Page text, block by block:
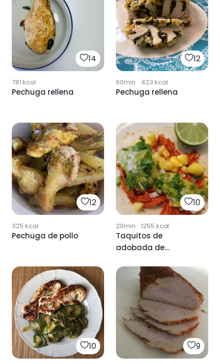
14
781 kcal
Pechuga rellena
12
60min · 423 kcal
Pechuga rellena
12
325 kcal
Pechuga de pollo
10
20min · 1255 kcal
Taquitos de
adobada de
10 9